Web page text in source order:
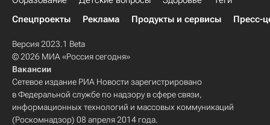
Весь мир
Франция
Европа
Приволжский ФО
Екатерина II
Московская городская дума
Центр международной торговли
Здоровье
ДОСААФ Россия
Спецпроекты
Реклама Продукты и сервисы Пресс-
Версия 2023.1 Beta
© 2026 МИА «Россия сегодня»
Вакансии
Сетевое издание РИА Новости зарегистрировано
в Федеральной службе по надзору в сфере связи,
информационных технологий и массовых коммуникаций
(Роскомнадзор) 08 апреля 2014 года.